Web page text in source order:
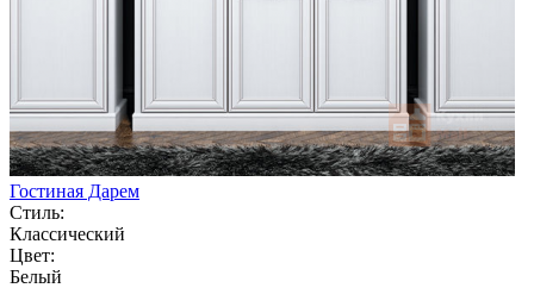
Гостиная Дарем
Стиль:
Классический
Цвет:
Белый